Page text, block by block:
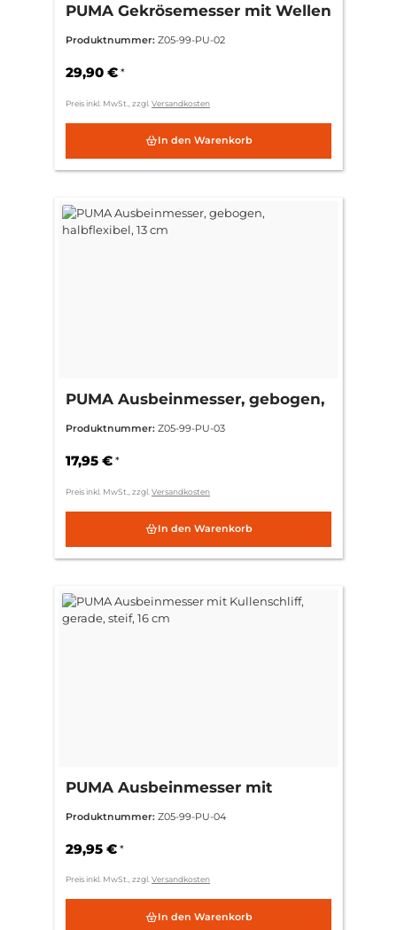
PUMA Gekrösemesser mit Wellen
Produktnummer: Z05-99-PU-02
29,90 € *
Preis inkl. MwSt., zzgl. Versandkosten
In den Warenkorb
PUMA Ausbeinmesser, gebogen,
Produktnummer: Z05-99-PU-03
17,95 € *
Preis inkl. MwSt., zzgl. Versandkosten
In den Warenkorb
PUMA Ausbeinmesser mit
Produktnummer: Z05-99-PU-04
29,95 € *
Preis inkl. MwSt., zzgl.Versandkosten
In den Warenkorb